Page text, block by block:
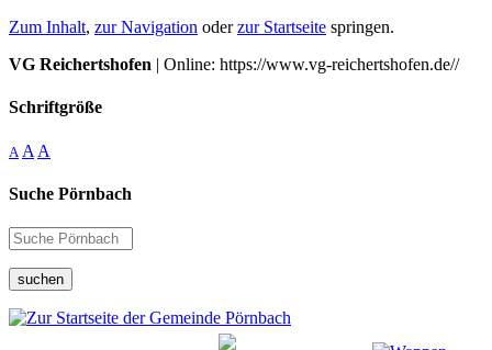
Zum Inhalt, zur Navigation oderzur Startseite springen.
VG Reichertshofen | Online: https://www.vg-reichertshofen.de//
Schriftgröße
A A A
Suche Pörnbach
suchen